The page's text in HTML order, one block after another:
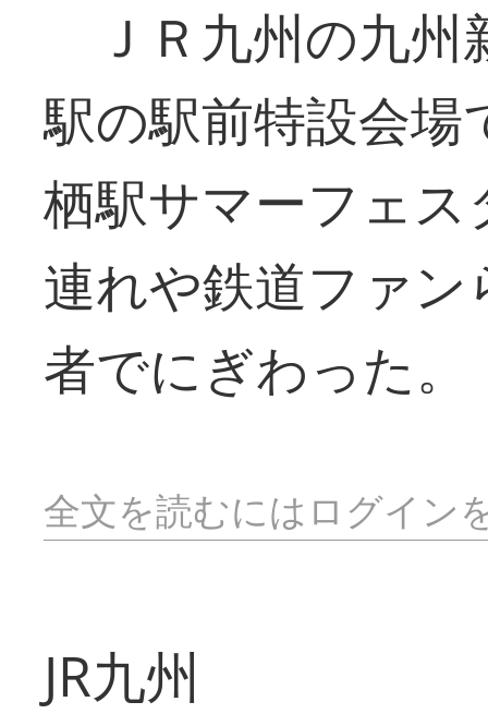
ＪＲ九州の九州
駅の駅前特設会場
栖駅サマーフェ
連れや鉄道ファ
者でにぎわった。
全文を読むにはログイン
JR九州